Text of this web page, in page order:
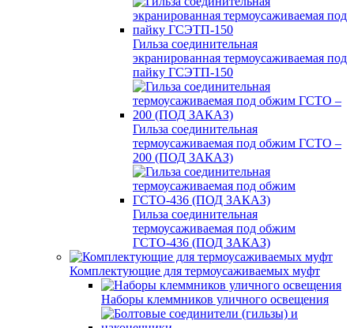
Гильза соединительная
экранированная термоусаживаемая под
пайку ГСЭТП-150
Гильза соединительная
термоусаживаемая под обжим ГСТО –
200 (ПОД ЗАКАЗ)
Гильза соединительная
термоусаживаемая под обжим
ГСТО-436 (ПОД ЗАКАЗ)
Комплектующие для термоусаживаемых муфт
Наборы клеммников уличного освещения